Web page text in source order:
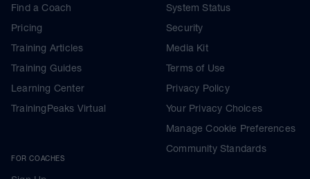
Find a Coach
Pricing
Training Articles
Training Guides
Learning Center
TrainingPeaks Virtual
FOR COACHES
System Status
Security
Media Kit
Terms of Use
Privacy Policy
Your Privacy Choices
Manage Cookie Preferences
Community Standards